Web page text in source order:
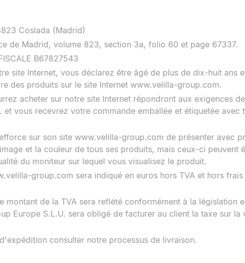
Coslada (Madrid)
de Madrid, volume 823, section 3a, folio 60 et page 67337.
B67827543
site Internet, vous déclarez être âgé de plus de dix-huit ans
des produits sur le site Internet www.velilla-group.com.
acheter sur notre site Internet répondront aux exigences
et vous recevrez votre commande emballée et étiquetée avec
sur son site www.velilla-group.com de présenter avec
et la couleur de tous ses produits, mais ceux-ci peuvent
du moniteur sur lequel vous visualisez le produit.
group.com sera indiqué en euros hors TVA et hors
montant de la TVA sera reflété conformément à la législation
Europe S.L.U. sera obligé de facturer au client la taxe sur la
consulter notre processus de livraison.